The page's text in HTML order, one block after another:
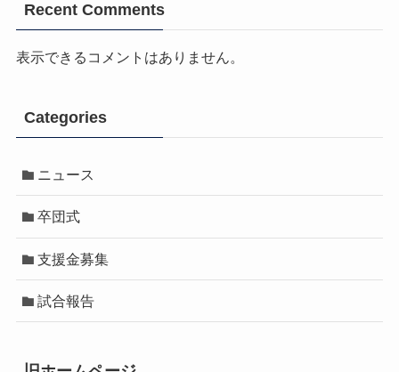
Recent Comments
表示できるコメントはありません。
Categories
ニュース
卒団式
支援金募集
試合報告